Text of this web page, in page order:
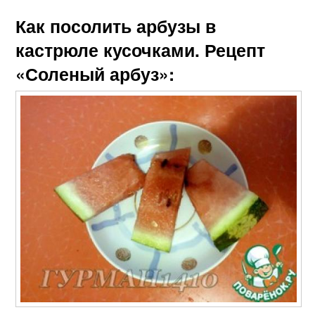
Как посолить арбузы в
кастрюле кусочками. Рецепт
«Соленый арбуз»: